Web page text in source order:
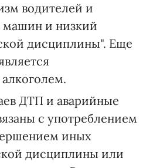
водителей и
машин и низкий
дисциплины". Еще
ДТП и аварийные
с употреблением
иных
дисциплины или